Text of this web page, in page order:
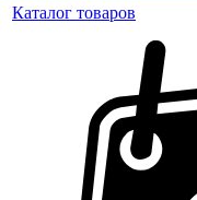
Каталог товаров